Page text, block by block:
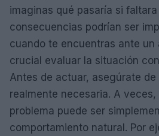
imaginas qué pasaría si
consecuencias podrían ser
cuando te encuentras ante un
crucial evaluar la situación
Antes de actuar, asegúrate
realmente necesaria. A
problema puede ser
comportamiento natural. Por